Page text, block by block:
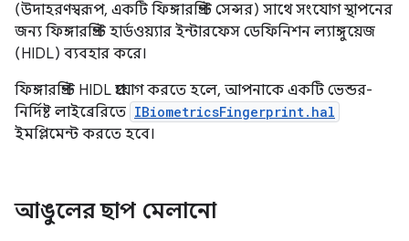
(উদাহরণস্বরূপ, একটি ফিঙ্গারপ্রিন্ট সেন্সর) সাথে সংযোগ স্থাপনের
জন্য ফিঙ্গারপ্রিন্ট হার্ডওয়্যার ইন্টারফেস ডেফিনিশন ল্যাঙ্গুয়েজ
(HIDL) ব্যবহার করে।
ফিঙ্গারপ্রিন্ট HIDL প্রয়োগ করতে হলে, আপনাকে একটি ভেন্ডর-
নির্দিষ্ট লাইব্রেরিতে IBiometricsFingerprint.hal
ইমপ্লিমেন্ট করতে হবে।
আঙুলের ছাপ মেলানো